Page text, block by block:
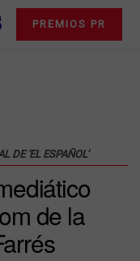
PREMIOS PR
DE ‘EL ESPAÑOL’
de la